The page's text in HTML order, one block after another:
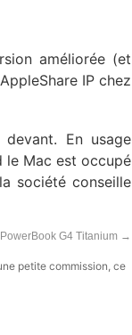
améliorée (et
IP chez
En usage
le Mac est occupé
société conseille
G4 Titanium →
petite commission, ce